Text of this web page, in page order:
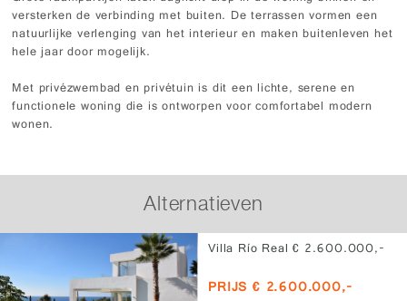
versterken de verbinding met buiten. De terrassen vormen een
natuurlijke verlenging van het interieur en maken buitenleven het
hele jaar door mogelijk.
Met privézwembad en privétuin is dit een lichte, serene en
functionele woning die is ontworpen voor comfortabel modern
wonen.
Alternatieven
Villa Río Real € 2.600.000,-
PRIJS € 2.600.000,-